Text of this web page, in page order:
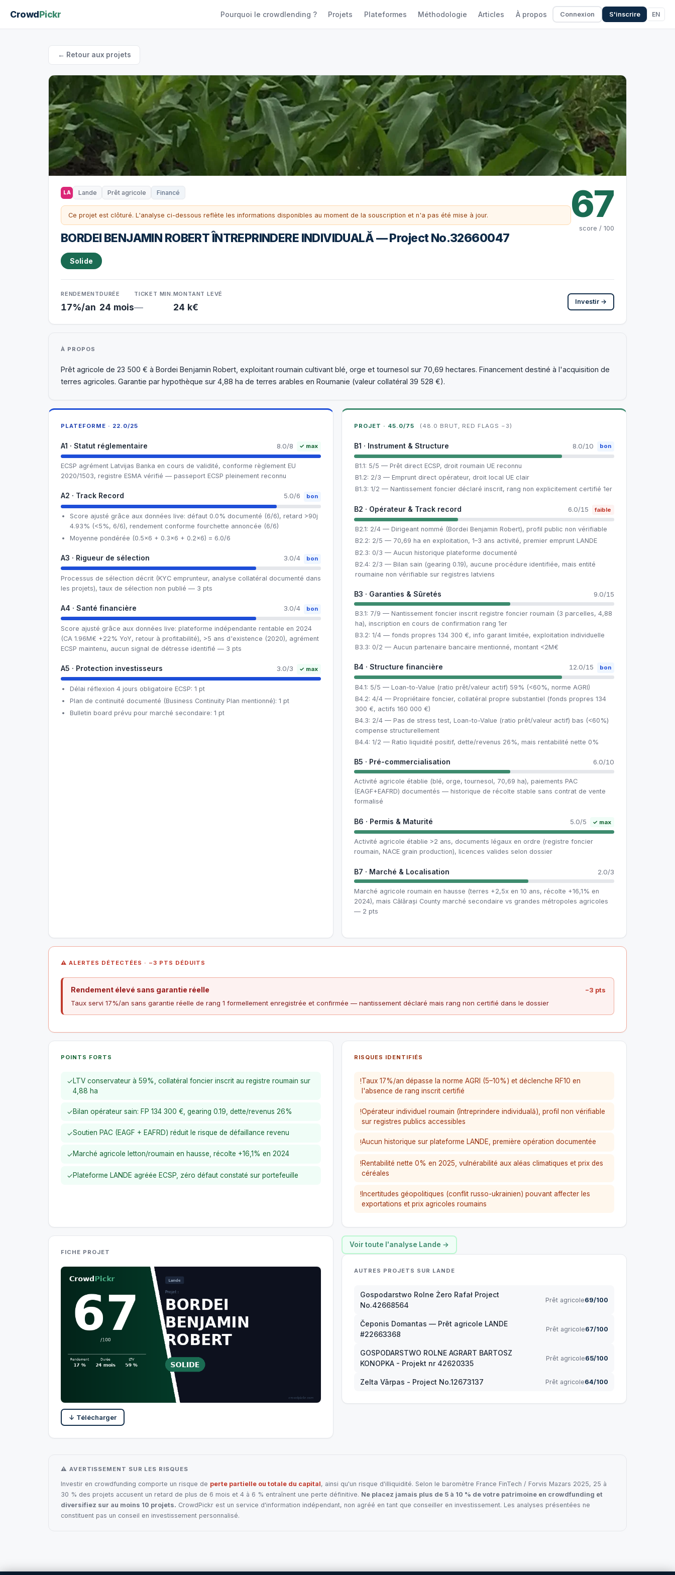
CrowdPickr Pourquoi le crowdlending ? Projets Plateformes Méthodologie Articles À propos Connexion S'inscrire EN
← Retour aux projets
LA Lande Prêt agricole Financé
Ce projet est clôturé. L'analyse ci-dessous reflète les informations disponibles au moment de la souscription et n'a pas été mise à jour.
BORDEI BENJAMIN ROBERT ÎNTREPRINDERE INDIVIDUALĂ — Project No.32660047
Solide
67
score / 100
RENDEMENT
17%/an
DURÉE
24 mois
TICKET MIN.
—
MONTANT LEVÉ
24 k€ Investir →
À PROPOS
Prêt agricole de 23 500 € à Bordei Benjamin Robert, exploitant roumain cultivant blé, orge et tournesol sur 70,69 hectares. Financement destiné à l'acquisition de
terres agricoles. Garantie par hypothèque sur 4,88 ha de terres arables en Roumanie (valeur collatéral 39 528 €).
PLATEFORME · 22.0/25
A1 · Statut réglementaire 8.0/8 ✓ max
ECSP agrément Latvijas Banka en cours de validité, conforme règlement EU
2020/1503, registre ESMA vérifié — passeport ECSP pleinement reconnu
A2 · Track Record 5.0/6 bon
Score ajusté grâce aux données live: défaut 0.0% documenté (6/6), retard >90j
4.93% (<5%, 6/6), rendement conforme fourchette annoncée (6/6)
Moyenne pondérée (0.5×6 + 0.3×6 + 0.2×6) = 6.0/6
A3 · Rigueur de sélection 3.0/4 bon
Processus de sélection décrit (KYC emprunteur, analyse collatéral documenté dans
les projets), taux de sélection non publié — 3 pts
A4 · Santé financière 3.0/4 bon
Score ajusté grâce aux données live: plateforme indépendante rentable en 2024
(CA 1.96M€ +22% YoY, retour à profitabilité), >5 ans d'existence (2020), agrément
ECSP maintenu, aucun signal de détresse identifié — 3 pts
A5 · Protection investisseurs 3.0/3 ✓ max
Délai réflexion 4 jours obligatoire ECSP: 1 pt
Plan de continuité documenté (Business Continuity Plan mentionné): 1 pt
Bulletin board prévu pour marché secondaire: 1 pt
PROJET · 45.0/75 (48.0 BRUT, RED FLAGS −3)
B1 · Instrument & Structure 8.0/10 bon
B1.1: 5/5 — Prêt direct ECSP, droit roumain UE reconnu
B1.2: 2/3 — Emprunt direct opérateur, droit local UE clair
B1.3: 1/2 — Nantissement foncier déclaré inscrit, rang non explicitement certifié 1er
B2 · Opérateur & Track record 6.0/15 faible
B2.1: 2/4 — Dirigeant nommé (Bordei Benjamin Robert), profil public non vérifiable
B2.2: 2/5 — 70,69 ha en exploitation, 1–3 ans activité, premier emprunt LANDE
B2.3: 0/3 — Aucun historique plateforme documenté
B2.4: 2/3 — Bilan sain (gearing 0.19), aucune procédure identifiée, mais entité
roumaine non vérifiable sur registres latviens
B3 · Garanties & Sûretés 9.0/15
B3.1: 7/9 — Nantissement foncier inscrit registre foncier roumain (3 parcelles, 4,88
ha), inscription en cours de confirmation rang 1er
B3.2: 1/4 — fonds propres 134 300 €, info garant limitée, exploitation individuelle
B3.3: 0/2 — Aucun partenaire bancaire mentionné, montant <2M€
B4 · Structure financière 12.0/15 bon
B4.1: 5/5 — Loan-to-Value (ratio prêt/valeur actif) 59% (<60%, norme AGRI)
B4.2: 4/4 — Propriétaire foncier, collatéral propre substantiel (fonds propres 134
300 €, actifs 160 000 €)
B4.3: 2/4 — Pas de stress test, Loan-to-Value (ratio prêt/valeur actif) bas (<60%)
compense structurellement
B4.4: 1/2 — Ratio liquidité positif, dette/revenus 26%, mais rentabilité nette 0%
B5 · Pré-commercialisation 6.0/10
Activité agricole établie (blé, orge, tournesol, 70,69 ha), paiements PAC
(EAGF+EAFRD) documentés — historique de récolte stable sans contrat de vente
formalisé
B6 · Permis & Maturité 5.0/5 ✓ max
Activité agricole établie >2 ans, documents légaux en ordre (registre foncier
roumain, NACE grain production), licences valides selon dossier
B7 · Marché & Localisation 2.0/3
Marché agricole roumain en hausse (terres +2,5x en 10 ans, récolte +16,1% en
2024), mais Călărași County marché secondaire vs grandes métropoles agricoles
— 2 pts
⚠ ALERTES DÉTECTÉES · −3 PTS DÉDUITS
Rendement élevé sans garantie réelle −3 pts
Taux servi 17%/an sans garantie réelle de rang 1 formellement enregistrée et confirmée — nantissement déclaré mais rang non certifié dans le dossier
POINTS FORTS
✓LTV conservateur à 59%, collatéral foncier inscrit au registre roumain sur
4,88 ha
✓Bilan opérateur sain: FP 134 300 €, gearing 0.19, dette/revenus 26%
✓Soutien PAC (EAGF + EAFRD) réduit le risque de défaillance revenu
✓Marché agricole letton/roumain en hausse, récolte +16,1% en 2024
✓Plateforme LANDE agréée ECSP, zéro défaut constaté sur portefeuille
RISQUES IDENTIFIÉS
!Taux 17%/an dépasse la norme AGRI (5–10%) et déclenche RF10 en
l'absence de rang inscrit certifié
!Opérateur individuel roumain (întreprindere individuală), profil non vérifiable
sur registres publics accessibles
!Aucun historique sur plateforme LANDE, première opération documentée
!Rentabilité nette 0% en 2025, vulnérabilité aux aléas climatiques et prix des
céréales
! Incertitudes géopolitiques (conflit russo-ukrainien) pouvant affecter les
exportations et prix agricoles roumains
FICHE PROJET
↓ Télécharger
Voir toute l'analyse Lande →
AUTRES PROJETS SUR LANDE
Gospodarstwo Rolne Żero Rafał Project
No.42668564
Prêt agricole69/100
Čeponis Domantas — Prêt agricole LANDE
#22663368
Prêt agricole67/100
GOSPODARSTWO ROLNE AGRART BARTOSZ
KONOPKA - Projekt nr 42620335
Prêt agricole65/100
Zelta Vārpas - Project No.12673137 Prêt agricole64/100
⚠ AVERTISSEMENT SUR LES RISQUES
Investir en crowdfunding comporte un risque de perte partielle ou totale du capital, ainsi qu'un risque d'illiquidité. Selon le baromètre France FinTech / Forvis Mazars 2025, 25 à
30 % des projets accusent un retard de plus de 6 mois et 4 à 6 % entraînent une perte définitive. Ne placez jamais plus de 5 à 10 % de votre patrimoine en crowdfunding et
diversifiez sur au moins 10 projets. CrowdPickr est un service d'information indépendant, non agréé en tant que conseiller en investissement. Les analyses présentées ne
constituent pas un conseil en investissement personnalisé.